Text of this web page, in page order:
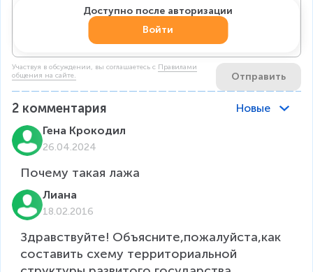
Участвуя в обсуждении, вы соглашаетесь c Правилами
общения на сайте.
Отправить
Доступно после авторизации
Войти
2 комментария
Новые
Гена Крокодил
26.04.2024
Почему такая лажа
Лиана
18.02.2016
Здравствуйте! Объясните,пожалуйста,как
составить схему территориальной